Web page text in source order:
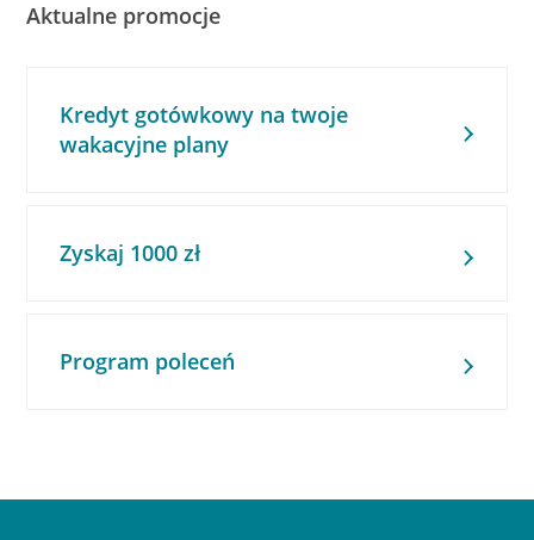
Aktualne promocje
Kredyt gotówkowy na twoje
wakacyjne plany
Zyskaj 1000 zł
Program poleceń